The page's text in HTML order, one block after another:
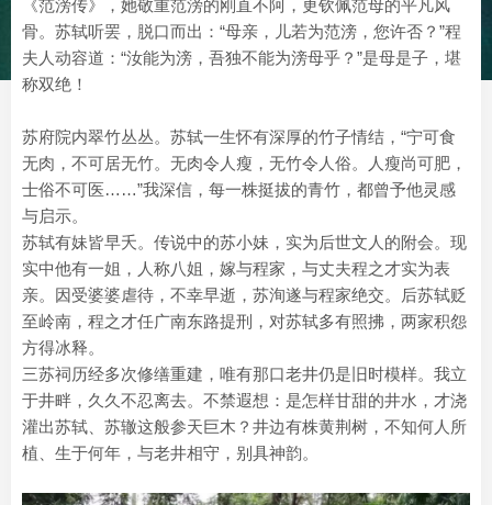
《范滂传》，她敬重范滂的刚直不阿，更钦佩范母的平凡风
骨。苏轼听罢，脱口而出：“母亲，儿若为范滂，您许否？”程
夫人动容道：“汝能为滂，吾独不能为滂母乎？”是母是子，堪
称双绝！
苏府院内翠竹丛丛。苏轼一生怀有深厚的竹子情结，“宁可食
无肉，不可居无竹。无肉令人瘦，无竹令人俗。人瘦尚可肥，
士俗不可医……”我深信，每一株挺拔的青竹，都曾予他灵感
与启示。
苏轼有妹皆早夭。传说中的苏小妹，实为后世文人的附会。现
实中他有一姐，人称八姐，嫁与程家，与丈夫程之才实为表
亲。因受婆婆虐待，不幸早逝，苏洵遂与程家绝交。后苏轼贬
至岭南，程之才任广南东路提刑，对苏轼多有照拂，两家积怨
方得冰释。
三苏祠历经多次修缮重建，唯有那口老井仍是旧时模样。我立
于井畔，久久不忍离去。不禁遐想：是怎样甘甜的井水，才浇
灌出苏轼、苏辙这般参天巨木？井边有株黄荆树，不知何人所
植、生于何年，与老井相守，别具神韵。